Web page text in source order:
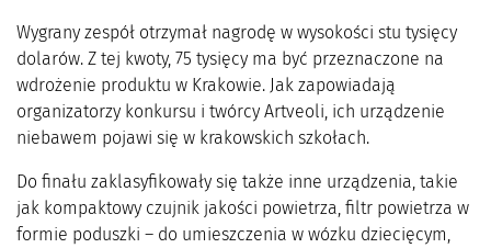
Wygrany zespół otrzymał nagrodę w wysokości stu tysięcy
dolarów. Z tej kwoty, 75 tysięcy ma być przeznaczone na
wdrożenie produktu w Krakowie. Jak zapowiadają
organizatorzy konkursu i twórcy Artveoli, ich urządzenie
niebawem pojawi się w krakowskich szkołach.
Do finału zaklasyfikowały się także inne urządzenia, takie
jak kompaktowy czujnik jakości powietrza, filtr powietrza w
formie poduszki – do umieszczenia w wózku dziecięcym,